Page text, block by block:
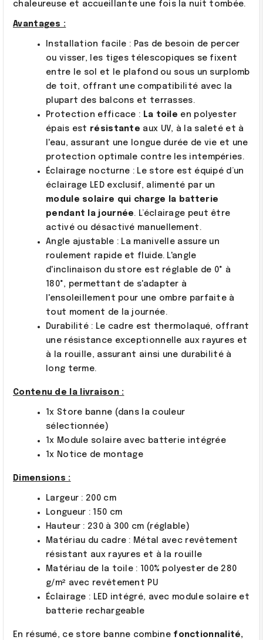
chaleureuse et accueillante une fois la nuit tombée.
Avantages :
Installation facile : Pas de besoin de percer
ou visser, les tiges télescopiques se fixent
entre le sol et le plafond ou sous un surplomb
de toit, offrant une compatibilité avec la
plupart des balcons et terrasses.
Protection efficace : La toile en polyester
épais est résistante aux UV, à la saleté et à
l'eau, assurant une longue durée de vie et une
protection optimale contre les intempéries.
Éclairage nocturne : Le store est équipé d’un
éclairage LED exclusif, alimenté par un
module solaire qui charge la batterie
pendant la journée. L’éclairage peut être
activé ou désactivé manuellement.
Angle ajustable : La manivelle assure un
roulement rapide et fluide. L'angle
d'inclinaison du store est réglable de 0° à
180°, permettant de s'adapter à
l'ensoleillement pour une ombre parfaite à
tout moment de la journée.
Durabilité : Le cadre est thermolaqué, offrant
une résistance exceptionnelle aux rayures et
à la rouille, assurant ainsi une durabilité à
long terme.
Contenu de la livraison :
1x Store banne (dans la couleur
sélectionnée)
1x Module solaire avec batterie intégrée
1x Notice de montage
Dimensions :
Largeur : 200 cm
Longueur : 150 cm
Hauteur : 230 à 300 cm (réglable)
Matériau du cadre : Métal avec revêtement
résistant aux rayures et à la rouille
Matériau de la toile : 100% polyester de 280
g/m² avec revêtement PU
Éclairage : LED intégré, avec module solaire et
batterie rechargeable
En résumé, ce store banne combinefonctionnalité,